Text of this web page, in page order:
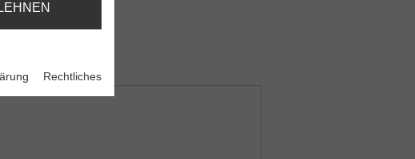
| 70FS
Rechtliches